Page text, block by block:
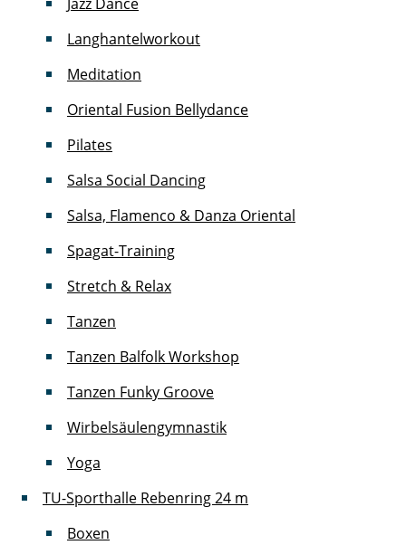
Jazz Dance
Langhantelworkout
Meditation
Oriental Fusion Bellydance
Pilates
Salsa Social Dancing
Salsa, Flamenco & Danza Oriental
Spagat-Training
Stretch & Relax
Tanzen
Tanzen Balfolk Workshop
Tanzen Funky Groove
Wirbelsäulengymnastik
Yoga
TU-Sporthalle Rebenring24 m
Boxen